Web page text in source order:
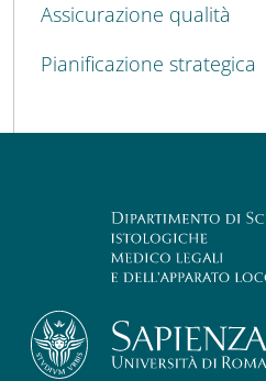
Assicurazione qualità
Pianificazione strategica